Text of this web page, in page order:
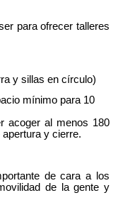
para ofrecer talleres
y sillas en círculo)
mínimo para 10
acoger al menos 180
y cierre.
de cara a los
de la gente y